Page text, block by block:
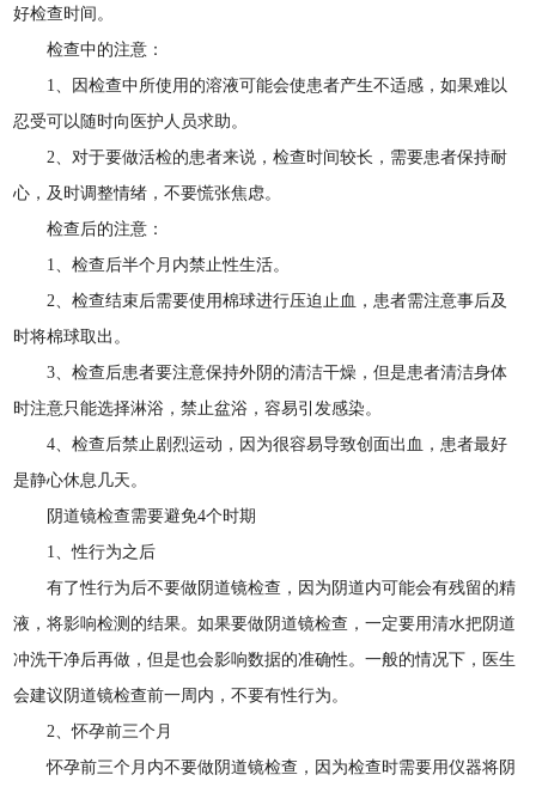
好检查时间。
检查中的注意：
1、因检查中所使用的溶液可能会使患者产生不适感，如果难以
忍受可以随时向医护人员求助。
2、对于要做活检的患者来说，检查时间较长，需要患者保持耐
心，及时调整情绪，不要慌张焦虑。
检查后的注意：
1、检查后半个月内禁止性生活。
2、检查结束后需要使用棉球进行压迫止血，患者需注意事后及
时将棉球取出。
3、检查后患者要注意保持外阴的清洁干燥，但是患者清洁身体
时注意只能选择淋浴，禁止盆浴，容易引发感染。
4、检查后禁止剧烈运动，因为很容易导致创面出血，患者最好
是静心休息几天。
阴道镜检查需要避免4个时期
1、性行为之后
有了性行为后不要做阴道镜检查，因为阴道内可能会有残留的精
液，将影响检测的结果。如果要做阴道镜检查，一定要用清水把阴道
冲洗干净后再做，但是也会影响数据的准确性。一般的情况下，医生
会建议阴道镜检查前一周内，不要有性行为。
2、怀孕前三个月
怀孕前三个月内不要做阴道镜检查，因为检查时需要用仪器将阴